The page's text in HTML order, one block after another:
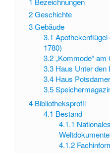
2Geschichte
3Gebäude
3.1
1780)
3.2 „Kommode“
3.3 Haus Unter den
3.4 Haus
3.5
4 Bibliotheksprofil
4.1 Bestand
4.1.1
4.1.2